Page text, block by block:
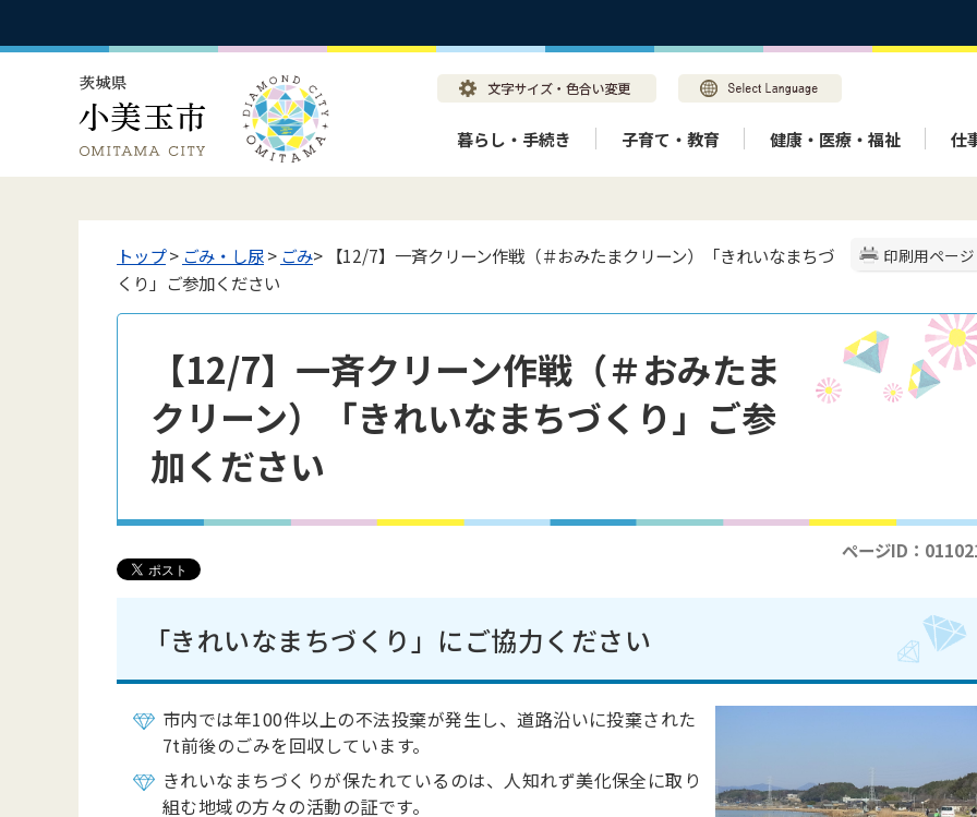
暮らし・手続き 子育て・教育 健康・医療・福祉 仕
印刷用ページ
トップ> ごみ・し尿> ごみ> 【12/7】一斉クリーン作戦（＃おみたまクリーン）「きれいなまちづ
くり」ご参加ください
【12/7】一斉クリーン作戦（＃おみたま
クリーン）「きれいなまちづくり」ご参
加ください
ページID：
「きれいなまちづくり」にご協力ください
市内では年100件以上の不法投棄が発生し、道路沿いに投棄された
7t前後のごみを回収しています。
きれいなまちづくりが保たれているのは、人知れず美化保全に取り
組む地域の方々の活動の証です。